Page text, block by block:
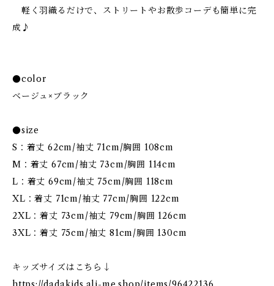
軽く羽織るだけで、ストリートやお散歩コーデも簡単に完
成♪
●color
ベージュ×ブラック
●size
S：着丈 62cm/袖丈 71cm/胸囲 108cm
M：着丈 67cm/袖丈 73cm/胸囲 114cm
L：着丈 69cm/袖丈 75cm/胸囲 118cm
XL：着丈 71cm/袖丈 77cm/胸囲 122cm
2XL：着丈 73cm/袖丈 79cm/胸囲 126cm
3XL：着丈 75cm/袖丈 81cm/胸囲 130cm
キッズサイズはこちら↓